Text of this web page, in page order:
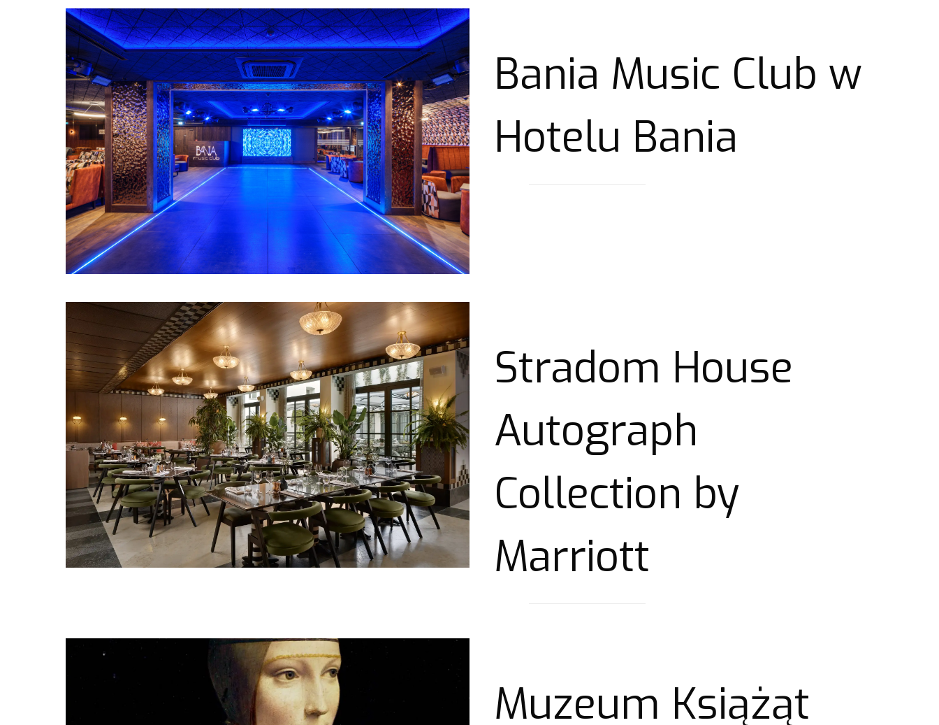
Bania Music Club w
Hotelu Bania
Stradom House
Autograph
Collection by
Marriott
Muzeum Książąt